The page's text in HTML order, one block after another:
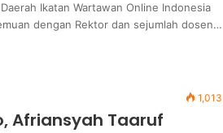
Daerah Ikatan Wartawan Online Indonesia
dengan Rektor dan sejumlah dosen…
1,013
Afriansyah Taaruf